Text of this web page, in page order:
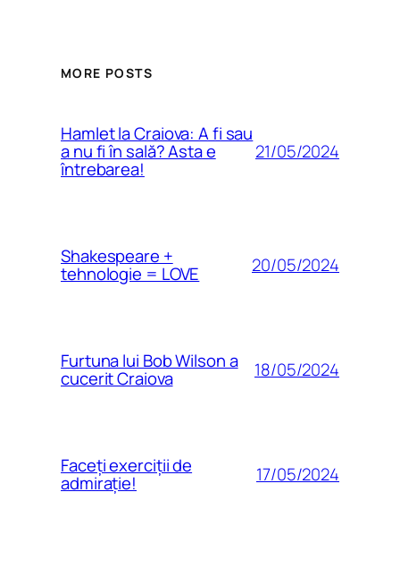
MORE POSTS
Hamlet la Craiova: A fi sau
a nu fi în sală? Asta e
întrebarea!
21/05/2024
Shakespeare +
tehnologie = LOVE 20/05/2024
Furtuna lui Bob Wilson a
cucerit Craiova 18/05/2024
Faceți exerciții de
admirație! 17/05/2024